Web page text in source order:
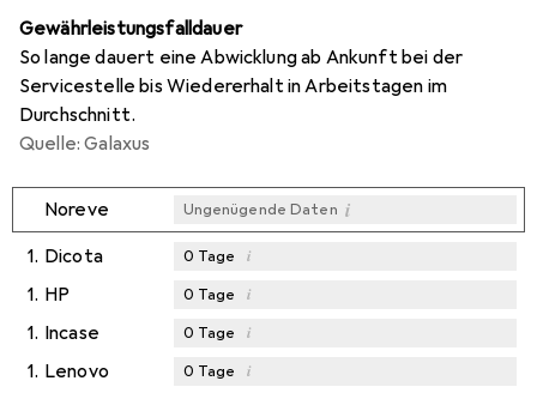
Gewährleistungsfalldauer
So lange dauert eine Abwicklung ab Ankunft bei der
Servicestelle bis Wiedererhalt in Arbeitstagen im
Durchschnitt.
Quelle: Galaxus
Noreve Ungenügende Daten i
1. Dicota 0 Tage i
1. HP 0 Tage i
1. Incase 0 Tage i
1. Lenovo 0 Tage i